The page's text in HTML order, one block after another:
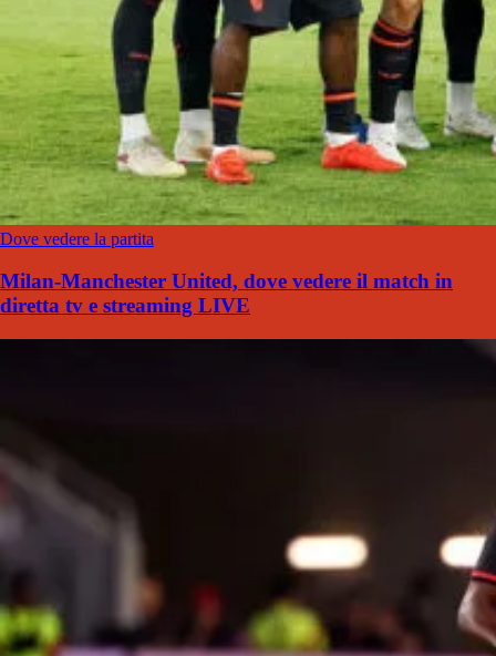
Dove vedere la partita
Milan-Manchester United, dove vedere il match in
diretta tv e streaming LIVE